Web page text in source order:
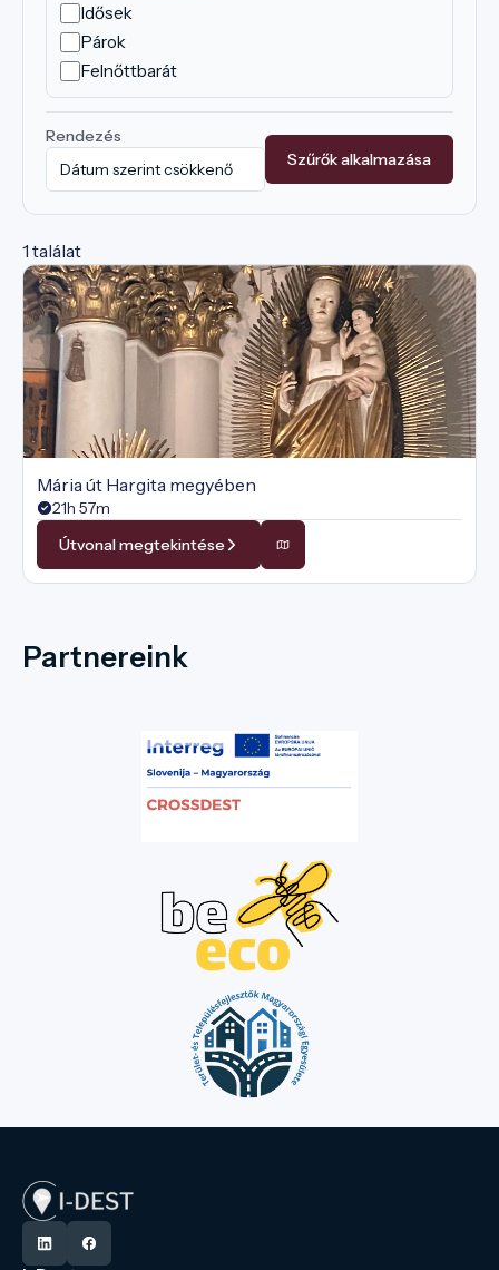
Idősek
Párok
Felnőttbarát
Rendezés
Szűrők alkalmazása
1 találat
Mária út Hargita megyében
21h 57m
Útvonal megtekintése
Partnereink